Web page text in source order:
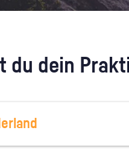
du dein